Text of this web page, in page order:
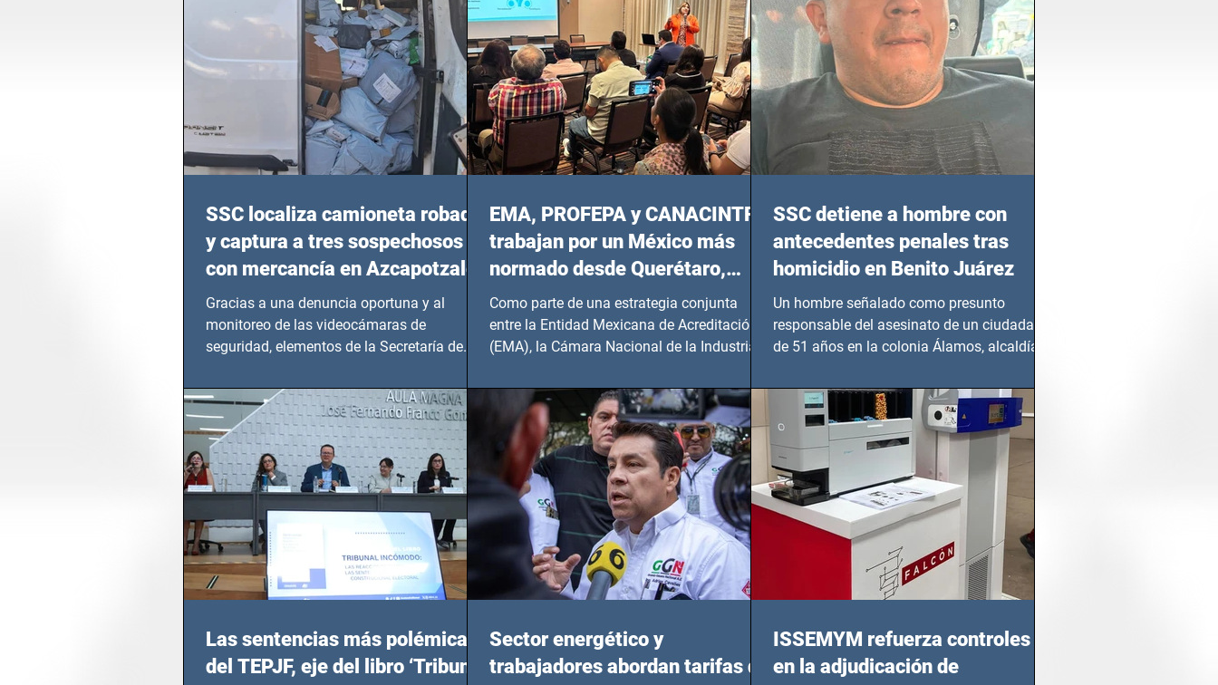
SSC localiza camioneta robada
y captura a tres sospechosos
con mercancía en Azcapotzalco
Gracias a una denuncia oportuna y al
monitoreo de las videocámaras de
seguridad, elementos de la Secretaría de
EMA, PROFEPA y CANACINTRA
trabajan por un México más
normado desde Querétaro,
Hidalgo y BCS
Como parte de una estrategia conjunta
entre la Entidad Mexicana de Acreditación
(EMA), la Cámara Nacional de la Industria
SSC detiene a hombre con
antecedentes penales tras
homicidio en Benito Juárez
Un hombre señalado como presunto
responsable del asesinato de un ciudadano
de 51 años en la colonia Álamos, alcaldía
Las sentencias más polémicas
del TEPJF, eje del libro ‘Tribunal
Sector energético y
trabajadores abordan tarifas de
ISSEMYM refuerza controles
en la adjudicación de